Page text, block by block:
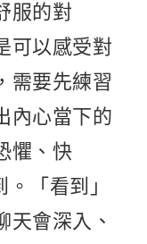
服的對
可以感受對
需要先練習
內心當下的
懼、快
「看到」
天會深入、